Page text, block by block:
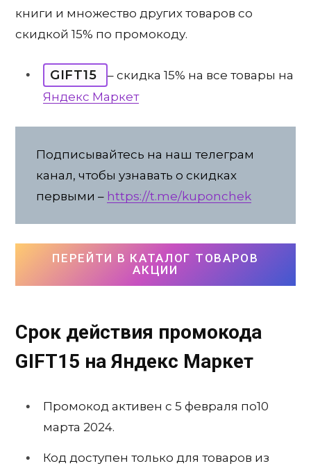
книги и множество других товаров со
скидкой 15% по промокоду.
GIFT15
– скидка 15% на все товары на
Яндекс Маркет
Подписывайтесь на наш телеграм
канал, чтобы узнавать о скидках
первыми – https://t.me/kuponchek
ПЕРЕЙТИ В КАТАЛОГ ТОВАРОВ
АКЦИИ
Срок действия промокода
GIFT15 на Яндекс Маркет
Промокод активен с 5 февраля по10
марта 2024.
Код доступен только для товаров из